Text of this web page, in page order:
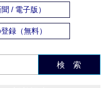
/ 電子版）
録（無料）
検 索